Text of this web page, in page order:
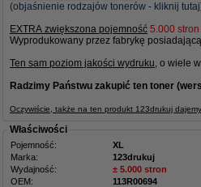
(objaśnienie rodzajów tonerów - kliknij
EXTRA zwiększona pojemność 5.000 stron
Wyprodukowany przez fabrykę
Ten sam poziom jakości wydruku, o wiele
Radzimy Państwu zakupić ten toner
Oczywiście, także na ten produkt 123drukuj
Właściwości
Pojemność: XL
Marka:
123drukuj
Wydajność:
± 5.000 stron
OEM:
113R00694